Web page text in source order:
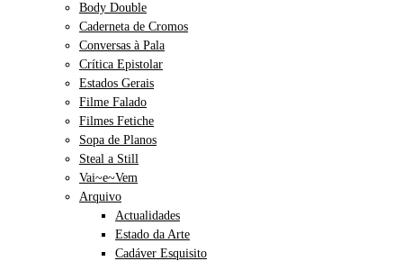
Body Double
Caderneta de Cromos
Conversas à Pala
Crítica Epistolar
Estados Gerais
Filme Falado
Filmes Fetiche
Sopa de Planos
Steal a Still
Vai~e~Vem
Arquivo
Actualidades
Estado da Arte
Cadáver Esquisito